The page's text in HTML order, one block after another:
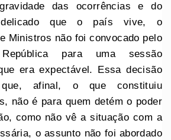
das ocorrências e do
delicado que o país vive, o
Ministros não foi convocado pelo
para uma sessão
era expectável. Essa decisão
afinal, o que constituiu
não é para quem detém o poder
como não vê a situação com a
o assunto não foi abordado